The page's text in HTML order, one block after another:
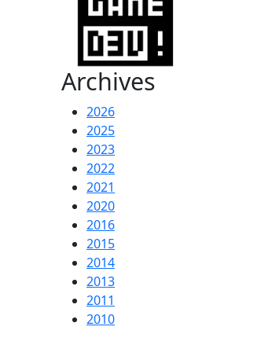
Archives
2026
2025
2023
2022
2021
2020
2016
2015
2014
2013
2011
2010